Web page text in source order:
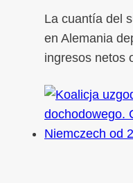
La cuantía del
en Alemania
ingresos netos